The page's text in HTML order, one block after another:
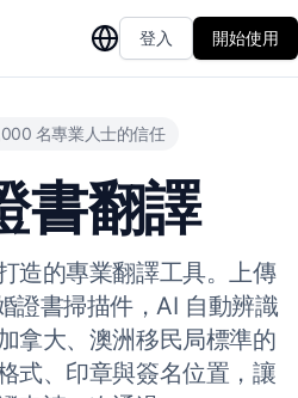
登入 開始使用
名專業人士的信任
書翻譯
造的專業翻譯工具。上傳
證書掃描件，AI 自動辨識
拿大、澳洲移民局標準的
式、印章與簽名位置，讓